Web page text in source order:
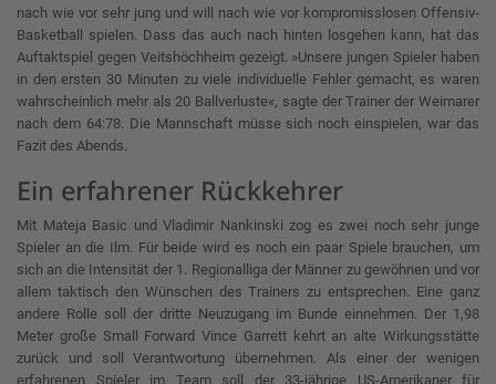
nach wie vor sehr jung und will nach wie vor kompromisslosen Offensiv-
Basketball spielen. Dass das auch nach hinten losgehen kann, hat das
Auftaktspiel gegen Veitshöchheim gezeigt. »Unsere jungen Spieler haben
in den ersten 30 Minuten zu viele individuelle Fehler gemacht, es waren
wahrscheinlich mehr als 20 Ballverluste«, sagte der Trainer der Weimarer
nach dem 64:78. Die Mannschaft müsse sich noch einspielen, war das
Fazit des Abends.
Ein erfahrener Rückkehrer
Mit Mateja Basic und Vladimir Nankinski zog es zwei noch sehr junge
Spieler an die Ilm. Für beide wird es noch ein paar Spiele brauchen, um
sich an die Intensität der 1. Regionalliga der Männer zu gewöhnen und vor
allem taktisch den Wünschen des Trainers zu entsprechen. Eine ganz
andere Rolle soll der dritte Neuzugang im Bunde einnehmen. Der 1,98
Meter große Small Forward Vince Garrett kehrt an alte Wirkungsstätte
zurück und soll Verantwortung übernehmen. Als einer der wenigen
erfahrenen Spieler im Team soll der 33-jährige US-Amerikaner für